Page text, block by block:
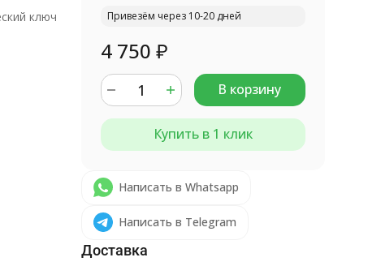
ключ Привезём через 10-20 дней
4 750 ₽
В корзину
Купить в 1 клик
Написать в Whatsapp
Написать в Telegram